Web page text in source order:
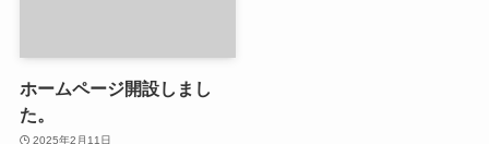
ホームページ開設しまし
た。
2025年2月11日